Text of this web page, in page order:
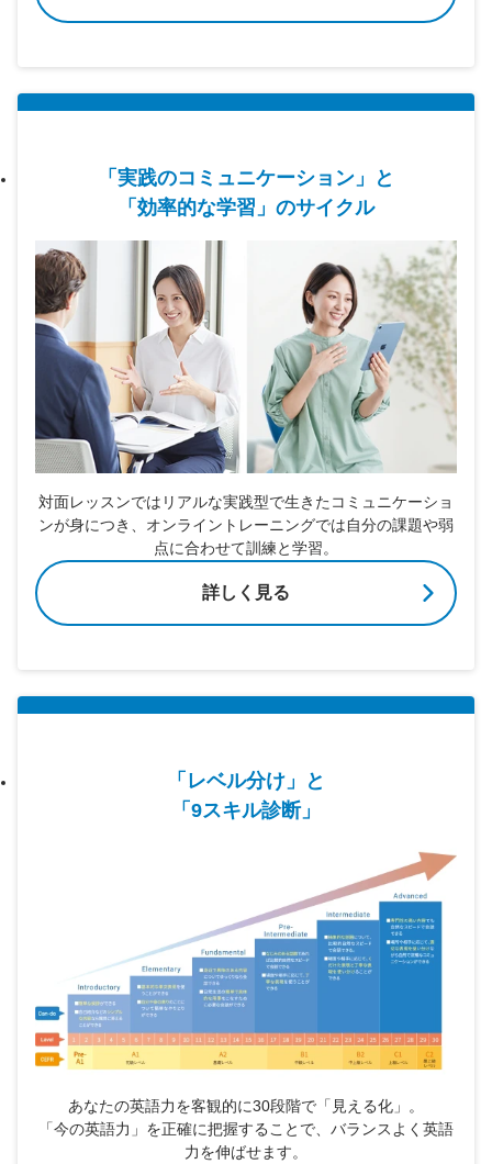
「実践のコミュニケーション」と
「効率的な学習」のサイクル
対面レッスンではリアルな実践型で生きたコミュニケーショ
ンが身につき、オンライントレーニングでは自分の課題や弱
点に合わせて訓練と学習。
詳しく見る
「レベル分け」と
「9スキル診断」
あなたの英語力を客観的に30段階で「見える化」。
「今の英語力」を正確に把握することで、バランスよく英語
力を伸ばせます。